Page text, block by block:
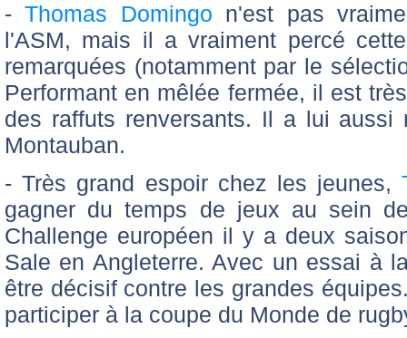
-Thomas Domingo n'est pas
l'ASM, mais il a vraiment percé
remarquées (notamment par le
Performant en mêlée fermée, il est
des raffuts renversants. Il a lui aussi
Montauban.
- Très grand espoir chez les jeunes,
gagner du temps de jeux au sein
Challenge européen il y a deux
Sale en Angleterre. Avec un essai à
être décisif contre les grandes
participer à la coupe du Monde de